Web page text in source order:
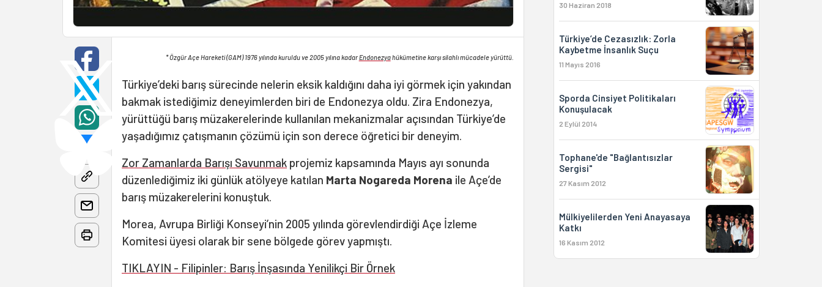
* Özgür Açe Hareketi (GAM) 1976 yılında kuruldu ve 2005 yılına kadarEndonezyahükümetine karşı silahlı mücadele yürüttü.
Türkiye’deki barış sürecinde nelerin eksik kaldığını daha iyi görmek için yakından
bakmak istediğimiz deneyimlerden biri de Endonezya oldu. Zira Endonezya,
yürüttüğü barış müzakerelerinde kullanılan mekanizmalar açısından Türkiye’de
yaşadığımız çatışmanın çözümü için son derece öğretici bir deneyim.
Zor Zamanlarda Barışı Savunmak projemiz kapsamında Mayıs ayı sonunda
düzenlediğimiz iki günlük atölyeye katılan Marta Nogareda Morena ile Açe’de
barış müzakerelerini konuştuk.
Morea, Avrupa Birliği Konseyi’nin 2005 yılında görevlendirdiği Açe İzleme
Komitesi üyesi olarak bir sene bölgede görev yapmıştı.
TIKLAYIN - Filipinler: Barış İnşasında Yenilikçi Bir Örnek
30 Haziran 2018
Türkiye’de Cezasızlık: Zorla
Kaybetme İnsanlık Suçu
11 Mayıs 2016
Sporda Cinsiyet Politikaları
Konuşulacak
2 Eylül 2014
Tophane'de "Bağlantısızlar
Sergisi"
27 Kasım 2012
Mülkiyelilerden Yeni Anayasaya
Katkı
16 Kasım 2012